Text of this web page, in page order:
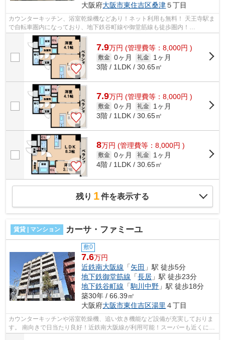
大阪府大阪市東住吉区桑津５丁目
カウンターキッチン、浴室乾燥機などあり！ネット利用も無料！ 天王寺駅ま
で自転車圏内になっており、地下鉄谷町線や御堂筋線も徒歩圏内！
■□■□■□■□■□■□■□■□■□■□■□■□■□■□■□■□■□■□■□■...
7.9万円 (管理費等：8,000円 )
敷金 0ヶ月 礼金
1ヶ月
3階 / 1LDK / 30.65㎡
7.9万円 (管理費等：8,000円 )
敷金 0ヶ月 礼金
1ヶ月
3階 / 1LDK / 30.65㎡
8万円 (管理費等：8,000円 )
敷金 0ヶ月 礼金
1ヶ月
4階 / 1LDK / 30.65㎡
残り 1件を表示する
賃貸 | マンション カーサ・ファミーユ
敷0
7.6万円
近鉄南大阪線 「矢田 」駅 徒歩5分
地下鉄御堂筋線 「長居 」駅 徒歩23分
地下鉄谷町線 「駒川中野 」駅 徒歩18分
築30年 / 66.39㎡
大阪府大阪市東住吉区湯里 ４丁目
カウンターキッチンや浴室乾燥機、追い炊き機能など設備が充実しておりま
す。 南向きで日当たり良好！近鉄南大阪線が利用可能！スーパーも近くにあ
ります。 ■□■□■□■□■□■□■□■□■□■□■□■...